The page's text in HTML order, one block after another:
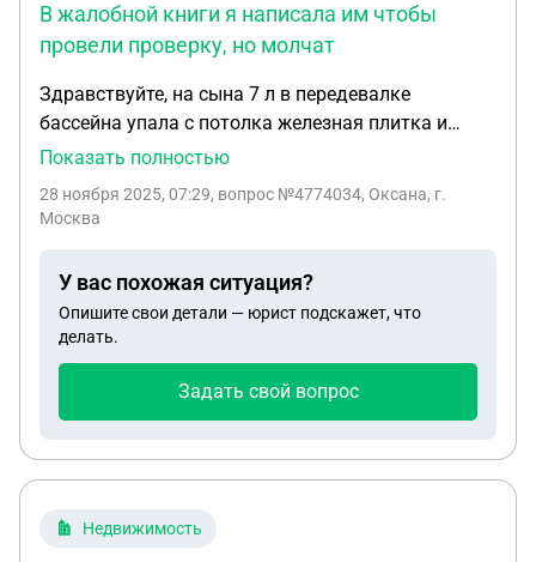
В жалобной книги я написала им чтобы
провели проверку, но молчат
Здравствуйте, на сына 7 л в передевалке
бассейна упала с потолка железная плитка и
повредила ногу. В травмпункте я настояла чтоб
недели рана не заживает, ходим на перевязки.
Показать полностью
28 ноября 2025, 07:29, вопрос №4774034, Оксана, г.
Москва
У вас похожая ситуация?
Опишите свои детали — юрист подскажет, что
делать.
Задать свой вопрос
Недвижимость